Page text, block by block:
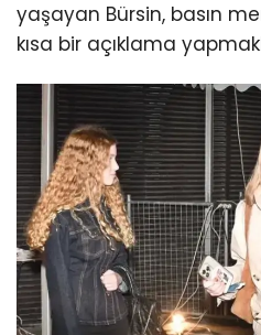
yaşayan Bürsin, basın
kısa bir açıklama